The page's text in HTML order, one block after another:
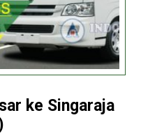
ke Singaraja